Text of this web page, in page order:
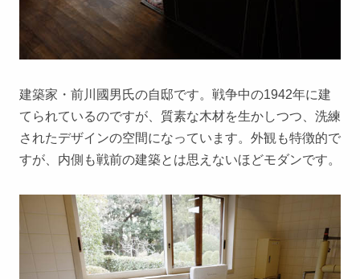
建築家・前川國男氏の自邸です。戦争中の1942年に建
てられているのですが、質素な木材を生かしつつ、洗練
されたデザインの空間になっています。外観も特徴的で
すが、内側も戦前の建築とは思えないほどモダンです。